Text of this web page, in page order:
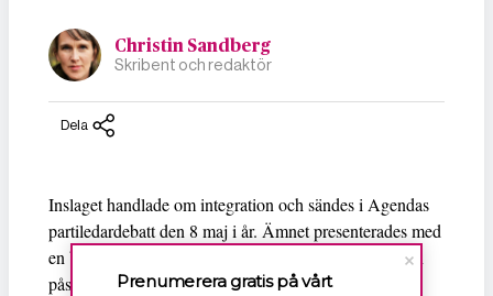
Christin Sandberg
Skribent och redaktör
Dela
Inslaget handlade om integration och sändes i Agendas
partiledardebatt den 8 maj i år. Ämnet presenterades med
en bild på brinnande polisbilar – en bild som kom från
påskupploppen i april 2022.
Prenumerera gratis på vårt